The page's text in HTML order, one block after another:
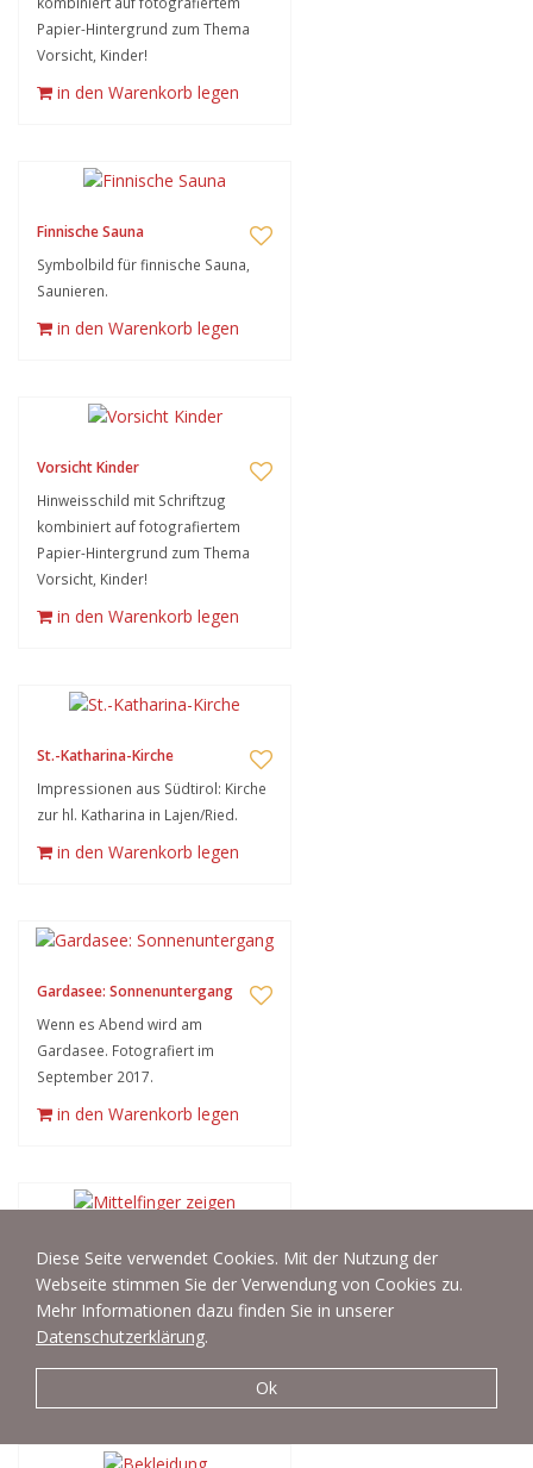
Diese Seite verwendet Cookies. Mit der Nutzung der
Webseite stimmen Sie der Verwendung von Cookies zu.
Mehr Informationen dazu finden Sie in unserer
Datenschutzerklärung.
Ok
Papier-Hintergrund zum Thema
Vorsicht, Kinder!
in den Warenkorb legen
Finnische Sauna
Symbolbild für finnische Sauna,
Saunieren.
in den Warenkorb legen
Vorsicht Kinder
Hinweisschild mit Schriftzug
kombiniert auf fotografiertem
Papier-Hintergrund zum Thema
Vorsicht, Kinder!
in den Warenkorb legen
St.-Katharina-Kirche
Impressionen aus Südtirol: Kirche
zur hl. Katharina in Lajen/Ried.
in den Warenkorb legen
Gardasee: Sonnenuntergang
Wenn es Abend wird am
Gardasee. Fotografiert im
September 2017.
in den Warenkorb legen
Mittelfinger zeigen
Mittelfinger zeigen, oder auch
Stinkefinger, Fuck-Finger oder
böser Finger!
in den Warenkorb legen